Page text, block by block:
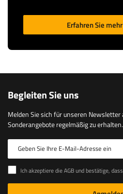
Erfahren Sie
Begleiten Sie uns
Melden Sie sich für unseren Newsletter
Sonderangebote regelmäßig zu erhalten.
Geben Sie Ihre E-Mail-Adresse ein
Ich akzeptiere die AGB und bestätige, dass ich die